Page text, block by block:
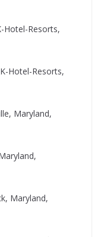
Hotel-Resorts,
Hotel-Resorts,
Maryland,
Maryland,